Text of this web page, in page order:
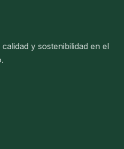
y sostenibilidad en el